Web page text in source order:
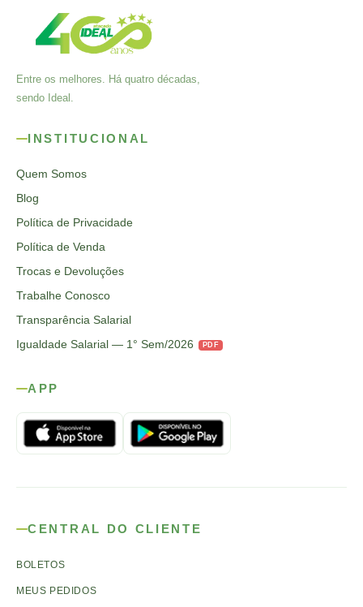
Entre os melhores. Há quatro décadas,
sendo Ideal.
INSTITUCIONAL
Quem Somos
Blog
Política de Privacidade
Política de Venda
Trocas e Devoluções
Trabalhe Conosco
Transparência Salarial
Igualdade Salarial — 1° Sem/2026
PDF
APP
CENTRAL DO CLIENTE
BOLETOS
MEUS PEDIDOS